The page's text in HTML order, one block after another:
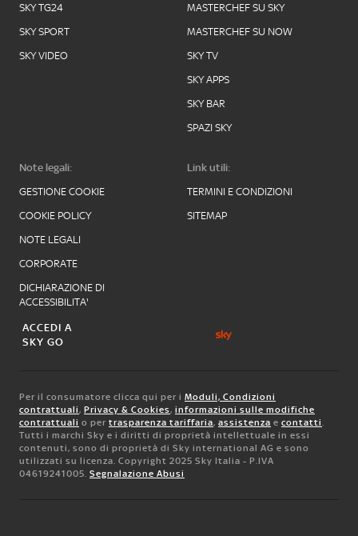
SKY TG24
SKY SPORT
SKY VIDEO
MASTERCHEF SU SKY
MASTERCHEF SU NOW
SKY TV
SKY APPS
SKY BAR
SPAZI SKY
Note legali:
GESTIONE COOKIE
COOKIE POLICY
NOTE LEGALI
CORPORATE
DICHIARAZIONE DI
ACCESSIBILITA'
Link utili:
TERMINI E CONDIZIONI
SITEMAP
ACCEDI A
SKY GO
Per il consumatore clicca qui per i Moduli, Condizioni
contrattuali, Privacy & Cookies, informazioni sulle modifiche
contrattuali o per trasparenza tariffaria, assistenza e contatti.
Tutti i marchi Sky e i diritti di proprietà intellettuale in essi
contenuti, sono di proprietà di Sky international AG e sono
utilizzati su licenza. Copyright 2025 Sky Italia - P.IVA
04619241005. Segnalazione Abusi